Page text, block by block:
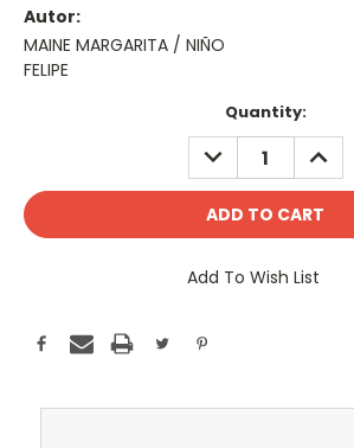
Autor:
MAINE MARGARITA / NIÑO
FELIPE
Quantity:
DECREASE
QUANTITY:
Add To Wish List